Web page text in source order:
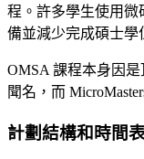
程。許多學生使用微
備並減少完成碩士學
OMSA 課程本身因
聞名，而
計劃結構和時間